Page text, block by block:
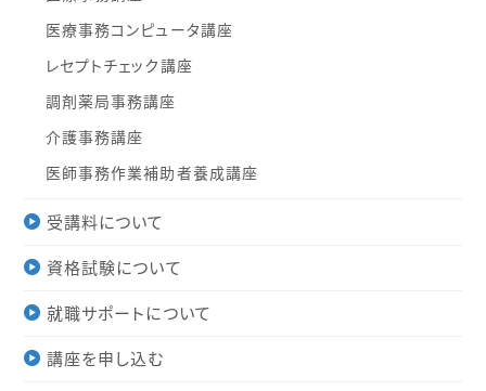
医療事務コンピュータ講座
レセプトチェック講座
調剤薬局事務講座
介護事務講座
医師事務作業補助者養成講座
受講料について
資格試験について
就職サポートについて
講座を申し込む